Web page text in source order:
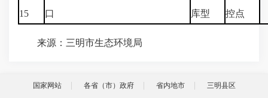
15
口
库型
控点
来源：三明市生态环境局
国家网站 各省（市）政府 省内地市 三明县区